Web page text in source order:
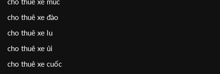
cho thuê xe đào
cho thuê xe lu
cho thuê xe ủi
cho thuê xe cuốc